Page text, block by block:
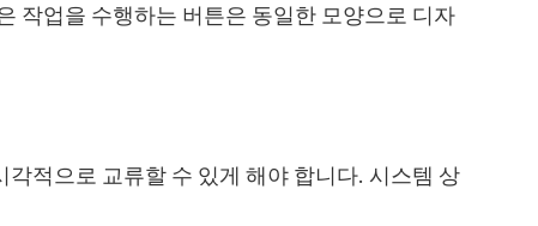
작업을 수행하는 버튼은 동일한 모양으로 디자
적으로 교류할 수 있게 해야 합니다. 시스템 상